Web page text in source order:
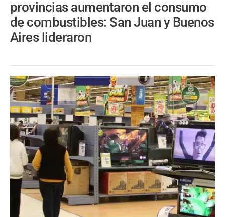
provincias aumentaron el consumo
de combustibles: San Juan y Buenos
Aires lideraron